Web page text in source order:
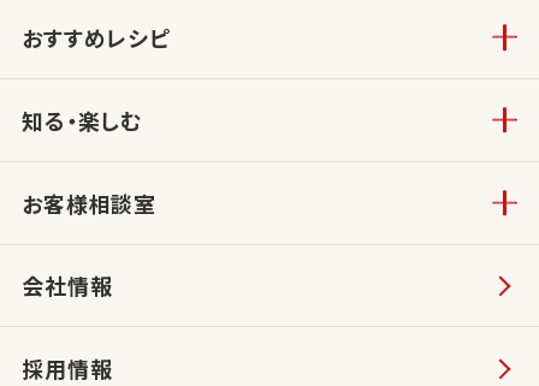
おすすめレシピ
知る・楽しむ
お客様相談室
会社情報
採用情報